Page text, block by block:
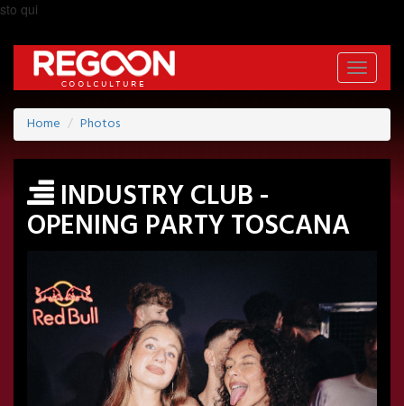
sto qui
Toggle
Home
Photos
INDUSTRY CLUB -
OPENING PARTY TOSCANA